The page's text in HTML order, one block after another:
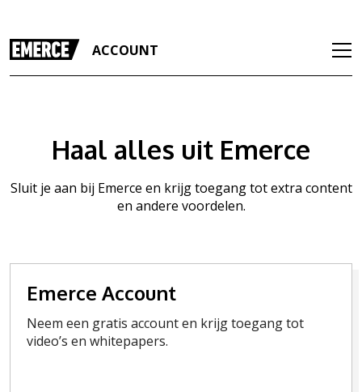
ACCOUNT
Haal alles uit Emerce
Sluit je aan bij Emerce en krijg toegang tot extra content
en andere voordelen.
Emerce Account
Neem een gratis account en krijg toegang tot
video’s en whitepapers.